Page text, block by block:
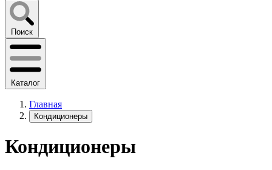
Поиск
Каталог
Главная
Кондиционеры
Кондиционеры